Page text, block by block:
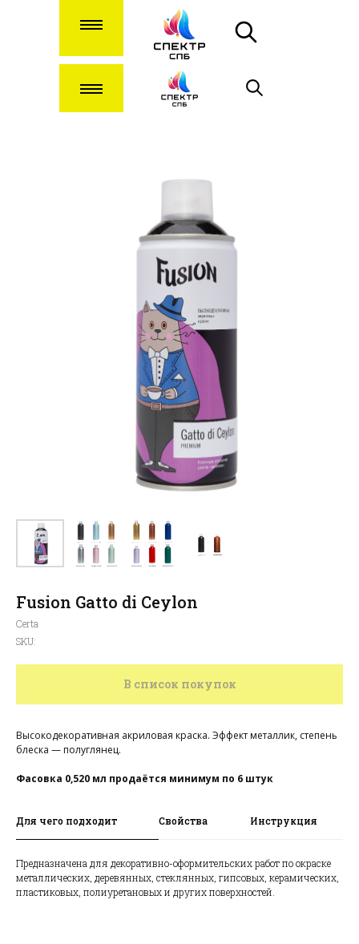
Fusion Gatto di Ceylon
Certa
SKU:
В список покупок
Высокодекоративная акриловая краска. Эффект металлик, степень
блеска — полуглянец.
Фасовка 0,520 мл продаётся минимум по 6 штук
Для чего подходит Свойства Инструкция
Предназначена для декоративно-оформительских работ по окраске
металлических, деревянных, стеклянных, гипсовых, керамических,
пластиковых, полиуретановых и других поверхностей.